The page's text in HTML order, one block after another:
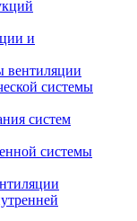
и
вентиляции
системы
систем
системы